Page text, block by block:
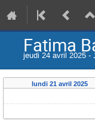
Fatima
jeudi 24 avril 2025 -
lundi 21 avril 2025